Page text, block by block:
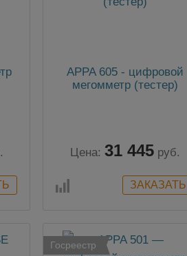
APPA 605 - цифровой
мегомметр (тестер)
Цена: 31 445 руб.
Госреестр